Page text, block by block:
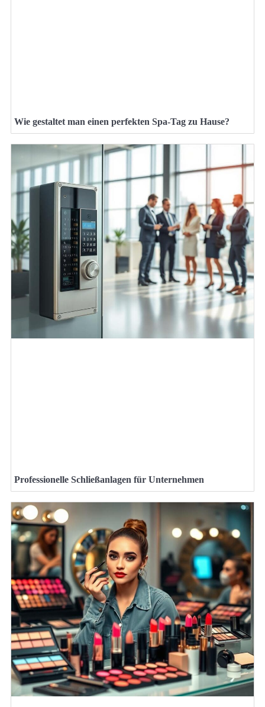
Wie gestaltet man einen perfekten Spa-Tag zu Hause?
Professionelle Schließanlagen für Unternehmen